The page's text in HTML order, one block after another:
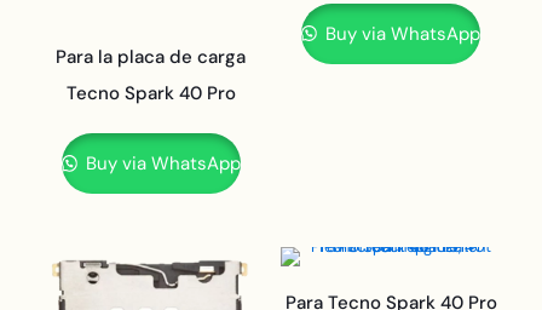
Para la placa de carga
Tecno Spark 40 Pro
Buy via WhatsApp
Buy via WhatsApp
Para Tecno Spark 40 Pro